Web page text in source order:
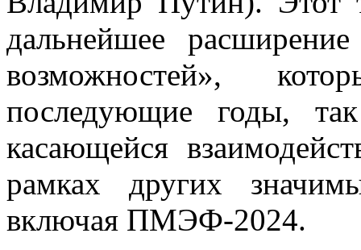
дальнейшее
возможностей»,
последующие годы,
касающейся
рамках других
включая ПМЭФ-2024.